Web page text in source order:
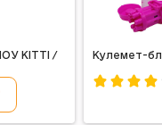
КІТТІ /
Кулемет-